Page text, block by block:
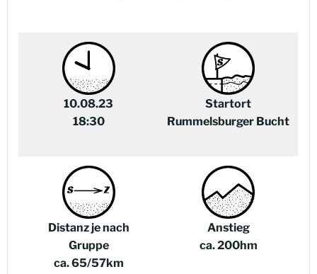
10.08.23
18:30
Startort
Rummelsburger Bucht
Distanz je nach
Gruppe
ca. 65/57km
Anstieg
ca. 200hm